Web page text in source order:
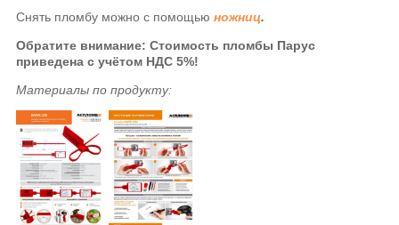
Снять пломбу можно с помощьюножниц.
Обратите внимание: Стоимость пломбы Парус
приведена с учётом НДС 5%!
Материалы по продукту: